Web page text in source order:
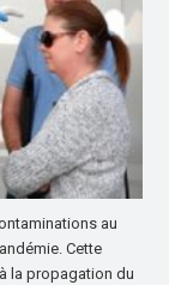
au
Cette
la propagation du